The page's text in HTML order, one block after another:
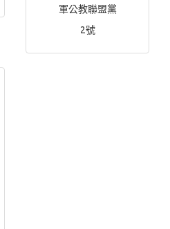
軍公教聯盟黨
2號